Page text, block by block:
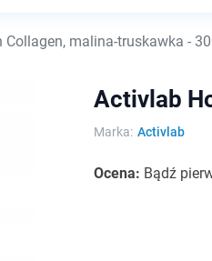
malina-truskawka -
Activlab
Marka: Activlab
Ocena: Bądź